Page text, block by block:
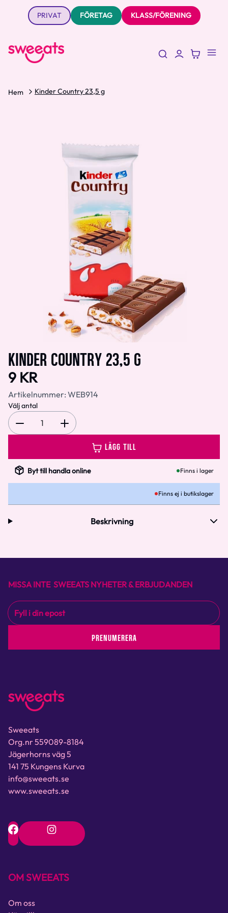
PRIVAT FÖRETAG KLASS/FÖRENING
Hem Kinder Country 23,5 g
KINDER COUNTRY 23,5 G
9 KR
Artikelnummer: WEB914
Välj antal
1
LÄGG TILL
Byt till handla online Finns i lager
Finns ej i butikslager
Beskrivning
MISSA INTE SWEEATS NYHETER & ERBJUDANDEN
PRENUMERERA
Sweeats
Org.nr 559089-8184
Jägerhorns väg 5
141 75 Kungens Kurva
info@sweeats.se
www.sweeats.se
OM SWEEATS
Om oss